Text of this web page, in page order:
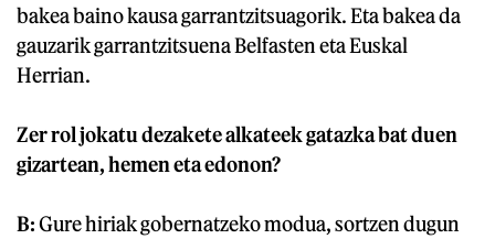
bakea baino kausa garrantzitsuagorik. Eta bakea da
gauzarik garrantzitsuena Belfasten eta Euskal
Herrian.
Zer rol jokatu dezakete alkateek gatazka bat duen
gizartean, hemen eta edonon?
B:Gure hiriak gobernatzeko modua, sortzen dugun